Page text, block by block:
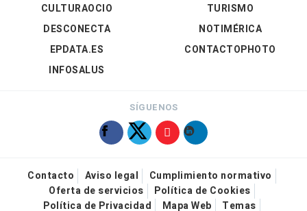
CULTURAOCIO
DESCONECTA
EPDATA.ES
INFOSALUS
TURISMO
NOTIMÉRICA
CONTACTOPHOTO
SÍGUENOS
Contacto Aviso legal
Cumplimiento normativo
Oferta de servicios
Política de Cookies
Política de Privacidad
Mapa Web Temas